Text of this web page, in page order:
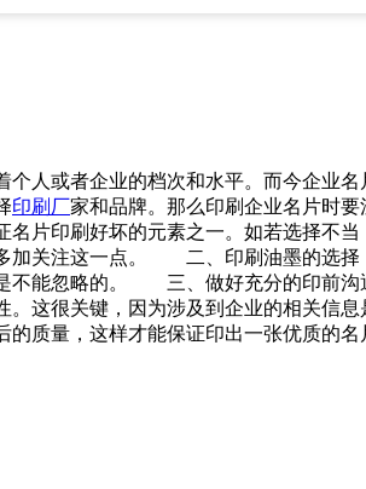
人或者企业的档次和水平。而今企业
印刷厂家和品牌。那么印刷企业名片
片印刷好坏的元素之一。如若选择不
加关注这一点。 二、印刷油墨的选
是不能忽略的。 三、做好充分的印
。这很关键，因为涉及到企业的相关
质量，这样才能保证印出一张优质的名